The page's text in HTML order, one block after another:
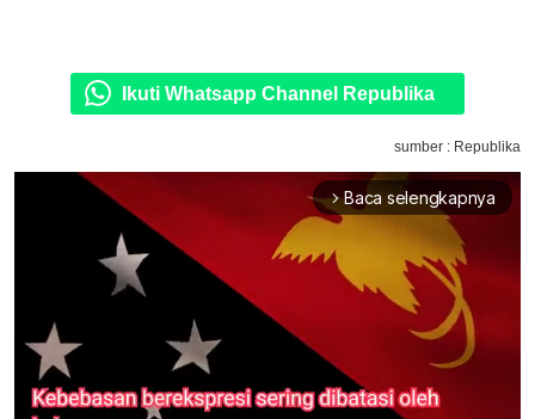
Ikuti Whatsapp Channel Republika
sumber : Republika
arrow_forward_ios Baca selengkapnya